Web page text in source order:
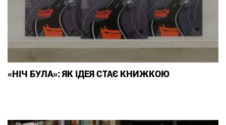
«НІЧ БУЛА»: ЯК ІДЕЯ СТАЄ КНИЖКОЮ